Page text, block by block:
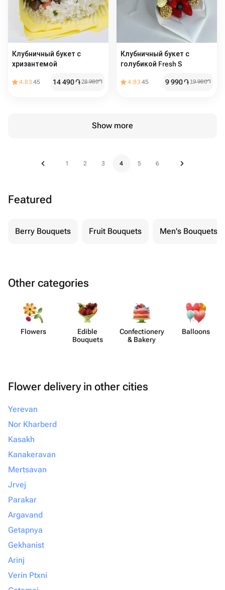
Клубничный букет с
хризантемой
4.8345 14 490֏28 980֏
Клубничный букет с
голубикой Fresh S
4.8345 9 990֏19 980֏
Show more
1 2 3 4 5 6
Featured
Berry Bouquets Fruit Bouquets Men's Bouquets
Other categories
Flowers
Edible
Bouquets
Confect​ionery
& Bakery
Balloons
Flower delivery in other cities
Yerevan
Nor Kharberd
Kasakh
Kanakeravan
Mertsavan
Jrvej
Parakar
Argavand
Getapnya
Gekhanist
Arinj
Verin Ptxni